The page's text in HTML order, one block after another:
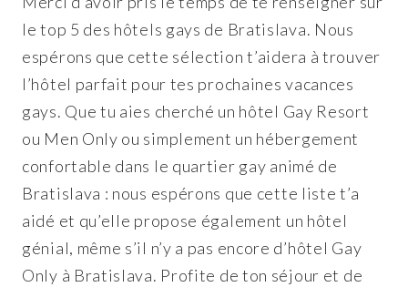
le top 5 des hôtels gays de Bratislava. Nous
espérons que cette sélection t’aidera à trouver
l’hôtel parfait pour tes prochaines vacances
gays. Que tu aies cherché un hôtel Gay Resort
ou Men Only ou simplement un hébergement
confortable dans le quartier gay animé de
Bratislava : nous espérons que cette liste t’a
aidé et qu’elle propose également un hôtel
génial, même s’il n’y a pas encore d’hôtel Gay
Only à Bratislava. Profite de ton séjour et de